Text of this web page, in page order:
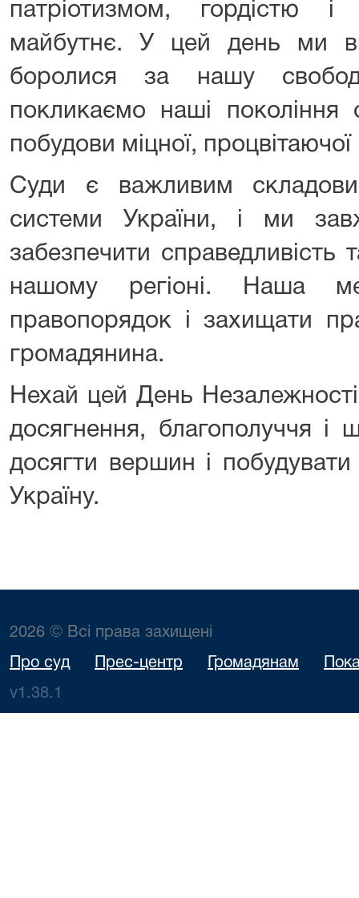
патріотизмом, гордістю
майбутнє. У цей день ми
боролися за нашу
покликаємо наші покоління
побудови міцної,
Суди є важливим
системи України, і ми
забезпечити справедливість
нашому регіоні. Наша
правопорядок і захищати
громадянина.
Нехай цей День
досягнення, благополуччя і
досягти вершин і
Україну.
2026 © Всі права захищені
Про суд Прес-центр Громадянам
v1.38.1